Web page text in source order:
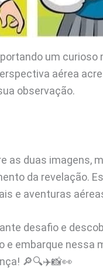
um curioso
aérea
observação.
as duas imagens,
da revelação.
e aventuras
desafio e
embarque nessa
🔎🔍✈️📸👀